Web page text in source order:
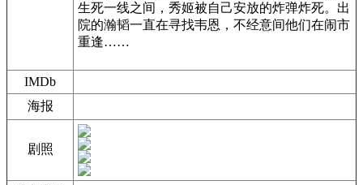
生死一线之间，秀姬被自己安放的炸弹炸死。出
院的瀚韬一直在寻找韦恩，不经意间他们在闹市
重逢……
IMDb
海报
剧照